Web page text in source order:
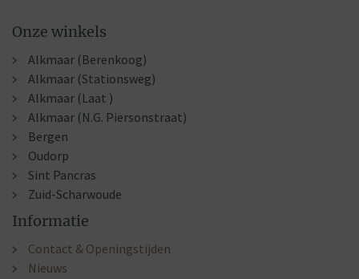
Onze winkels
Alkmaar (Berenkoog)
Alkmaar (Stationsweg)
Alkmaar (Laat )
Alkmaar (N.G. Piersonstraat)
Bergen
Oudorp
Sint Pancras
Zuid-Scharwoude
Informatie
Contact & Openingstijden
Nieuws